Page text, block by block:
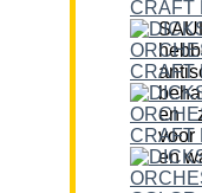
en
voor
en